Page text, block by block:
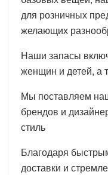
для розничных
желающих
Наши запасы
женщин и детей, а
Мы поставляем
брендов и
стиль
Благодаря
доставки и